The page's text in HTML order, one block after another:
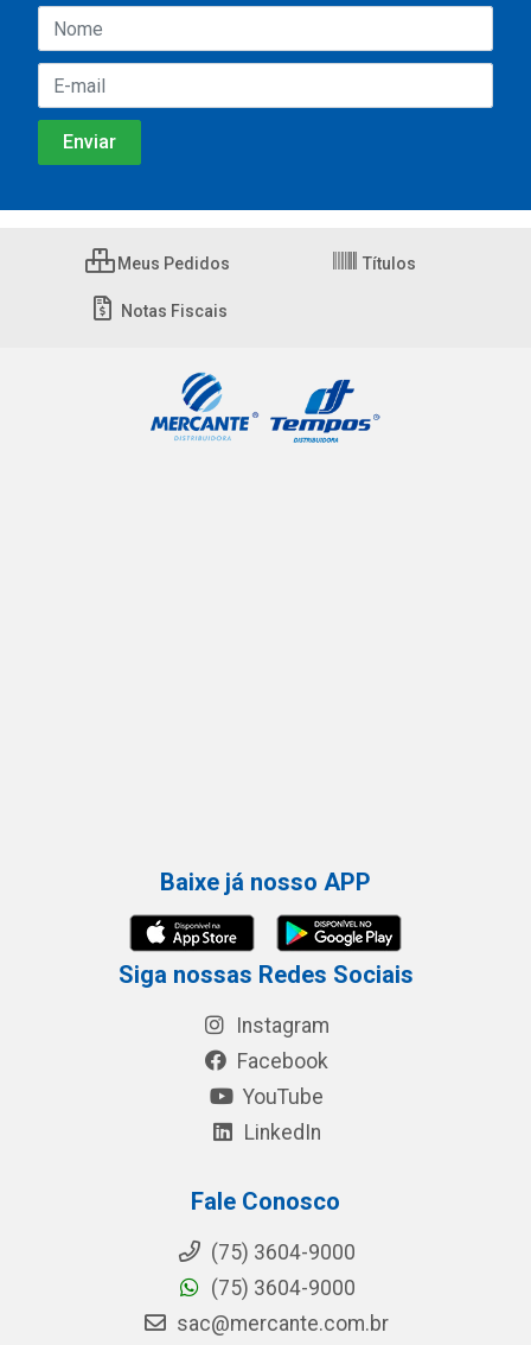
Meus Pedidos Títulos
Notas Fiscais
Baixe já nosso APP
Siga nossas Redes Sociais
Instagram
Facebook
YouTube
LinkedIn
Fale Conosco
(75) 3604-9000
(75) 3604-9000
sac@mercante.com.br